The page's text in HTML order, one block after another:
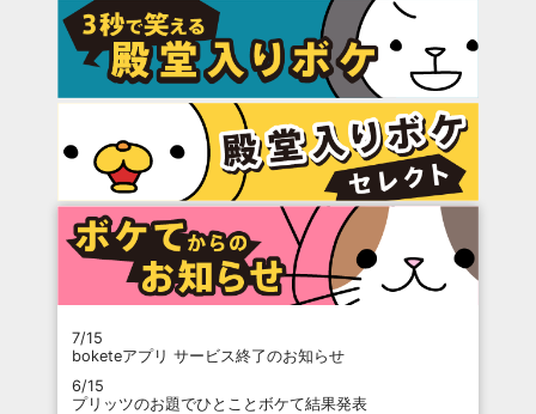
7/15
boketeアプリ サービス終了のお知らせ
6/15
プリッツのお題でひとことボケて結果発表